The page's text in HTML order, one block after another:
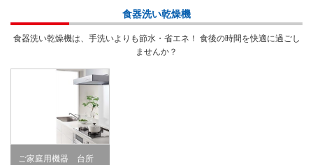
食器洗い乾燥機
食器洗い乾燥機は、手洗いよりも節水・省エネ！ 食後の時間を快適に過ごし
ませんか？
ご家庭用機器 台所